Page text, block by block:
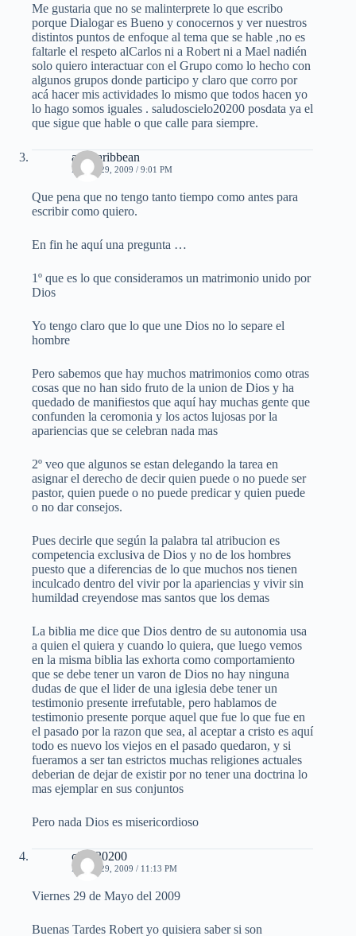
Me gustaria que no se malinterprete lo que escribo
porque Dialogar es Bueno y conocernos y ver nuestros
distintos puntos de enfoque al tema que se hable ,no es
faltarle el respeto alCarlos ni a Robert ni a Mael nadién
solo quiero interactuar con el Grupo como lo hecho con
algunos grupos donde participo y claro que corro por
acá hacer mis actividades lo mismo que todos hacen yo
lo hago somos iguales . saludoscielo20200 posdata ya el
que sigue que hable o que calle para siempre.
afrocaribbean
MAYO 29, 2009 / 9:01 PM
Que pena que no tengo tanto tiempo como antes para
escribir como quiero.
En fin he aquí una pregunta …
1º que es lo que consideramos un matrimonio unido por
Dios
Yo tengo claro que lo que une Dios no lo separe el
hombre
Pero sabemos que hay muchos matrimonios como otras
cosas que no han sido fruto de la union de Dios y ha
quedado de manifiestos que aquí hay muchas gente que
confunden la ceromonia y los actos lujosas por la
apariencias que se celebran nada mas
2º veo que algunos se estan delegando la tarea en
asignar el derecho de decir quien puede o no puede ser
pastor, quien puede o no puede predicar y quien puede
o no dar consejos.
Pues decirle que según la palabra tal atribucion es
competencia exclusiva de Dios y no de los hombres
puesto que a diferencias de lo que muchos nos tienen
inculcado dentro del vivir por la apariencias y vivir sin
humildad creyendose mas santos que los demas
La biblia me dice que Dios dentro de su autonomia usa
a quien el quiera y cuando lo quiera, que luego vemos
en la misma biblia las exhorta como comportamiento
que se debe tener un varon de Dios no hay ninguna
dudas de que el lider de una iglesia debe tener un
testimonio presente irrefutable, pero hablamos de
testimonio presente porque aquel que fue lo que fue en
el pasado por la razon que sea, al aceptar a cristo es aquí
todo es nuevo los viejos en el pasado quedaron, y si
fueramos a ser tan estrictos muchas religiones actuales
deberian de dejar de existir por no tener una doctrina lo
mas ejemplar en sus conjuntos
Pero nada Dios es misericordioso
cielo20200
MAYO 29, 2009 / 11:13 PM
Viernes 29 de Mayo del 2009
Buenas Tardes Robert yo quisiera saber si son